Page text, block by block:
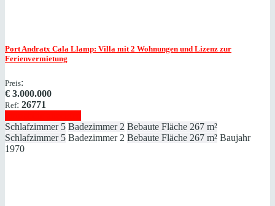
Port Andratx Cala Llamp: Villa mit 2 Wohnungen und Lizenz zur
Ferienvermietung
Preis:
€ 3.000.000
Ref: 26771
Schlafzimmer 5 Badezimmer 2 Bebaute Fläche 267 m²
Schlafzimmer 5 Badezimmer 2 Bebaute Fläche 267 m² Baujahr
1970